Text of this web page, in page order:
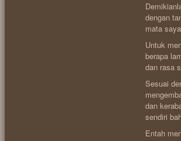
dengan
mata
Untuk
berapa
dan rasa
Sesuai
dan
sendiri
Entah